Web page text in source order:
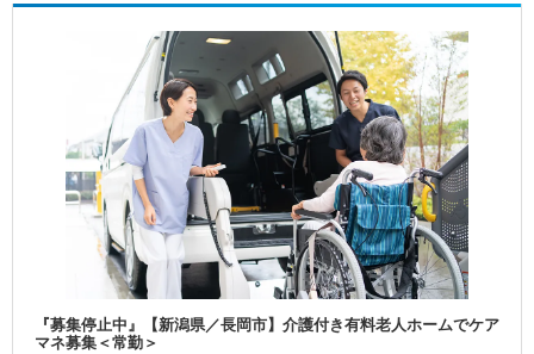
『募集停止中』【新潟県／長岡市】介護付き有料老人ホームでケア
マネ募集＜常勤＞